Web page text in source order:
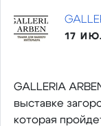
17
GALLERIA
выставке
которая